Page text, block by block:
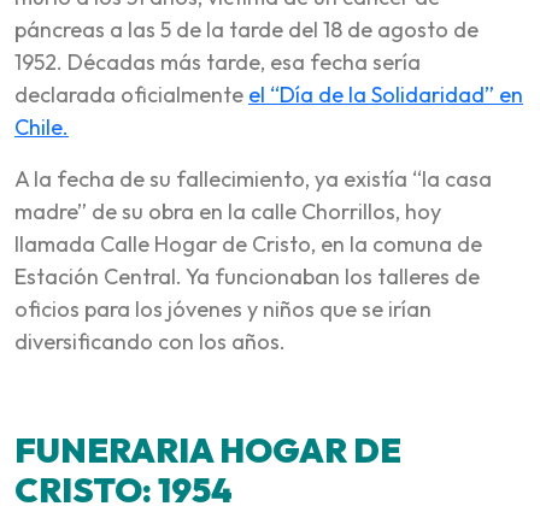
páncreas a las 5 de la tarde del 18 de agosto de
1952. Décadas más tarde, esa fecha sería
declarada oficialmente el “Día de la Solidaridad” en
Chile.
A la fecha de su fallecimiento, ya existía “la casa
madre” de su obra en la calle Chorrillos, hoy
llamada Calle Hogar de Cristo, en la comuna de
Estación Central. Ya funcionaban los talleres de
oficios para los jóvenes y niños que se irían
diversificando con los años.
FUNERARIA HOGAR DE
CRISTO: 1954